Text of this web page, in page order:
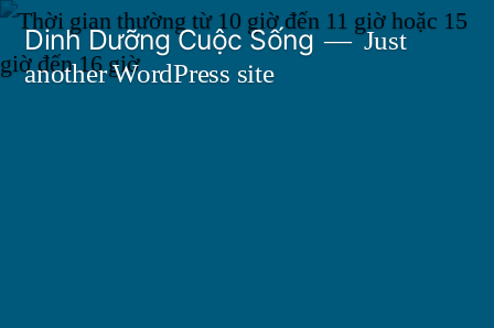
Skip
to
Dinh Dưỡng Cuộc Sống
Just
another WordPress site